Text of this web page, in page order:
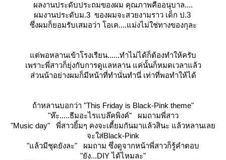
ผลงานประดับประถมของผม คุณภาพคืออนุบาล....
ผมงานประดับม.3 ของผมจะสวยงามราว เด็ก ป.3
ซึ่งผมก็ยอมรับเสมอว่า โอเค....แม่งไม่ใช่ทางของกุละ
ต่พอหลานเข้าโรงเรียน......ทำไม่ได้ก็ต้องทำให้ครับ
เพราะพี่สาวก็ยุ่งกับการดูแลหลาน แค่นั้นก็หมดเวลาแล้ว
ส่วนน้าอย่างผมก็มีหน้าที่ทำนั่นทำนี่ เท่าที่พอทำให้ได้
ถ้าหลานบอกว่า "This Friday is Black-Pink theme"
"ห๊ะ.....ธีมอะไรแบล๊คพิงค์"
ผมถามพี่สาว
"Music day" พี่สาวยิ้มๆ คงจะเตี้ยมกันมาแล้วสินะ แล้วหลานเล
จะใส่Black-Pink
"แล้วมีชุดยังละ"
ผมถาม ซึ่งดูจากหน้าพี่สาวก็รู้คำตอบ
"ยัง...DIY ได้ไหมละ"